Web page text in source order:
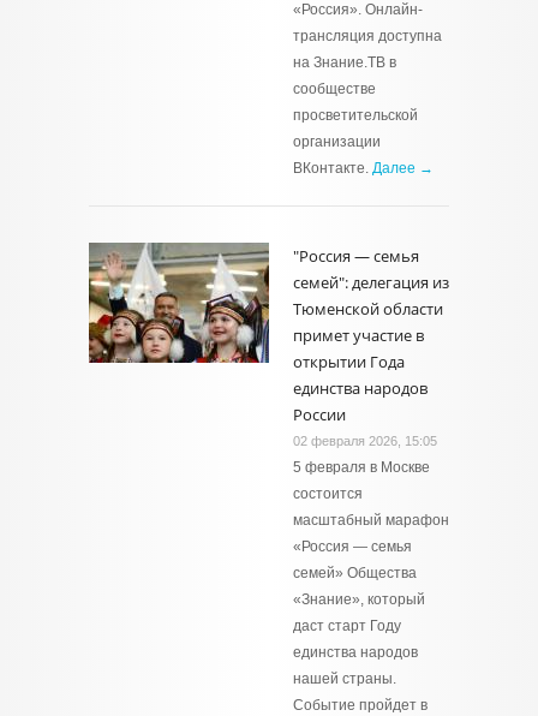
«Россия». Онлайн-
трансляция доступна
на Знание.ТВ в
сообществе
просветительской
организации
ВКонтакте. Далее →
"Россия — семья
семей": делегация из
Тюменской области
примет участие в
открытии Года
единства народов
России
02 февраля 2026, 15:05
5 февраля в Москве
состоится
масштабный марафон
«Россия — семья
семей» Общества
«Знание», который
даст старт Году
единства народов
нашей страны.
Событие пройдет в